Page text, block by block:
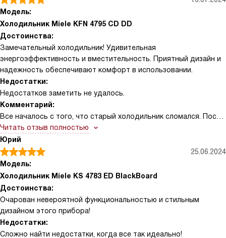
Модель:
Холодильник Miele KFN 4795 CD DD
Достоинства:
Замечательный холодильник! Удивительная
энергоэффективность и вместительность. Приятный дизайн и
надежность обеспечивают комфорт в использовании.
Недостатки:
Недостатков заметить не удалось.
Комментарий:
Все началось с того, что старый холодильник сломался. После
долгих поисков и сравнений, выбор пал на этот. И не ошиблись!
Он стал настоящим украшением кухни, его дизайн просто
восхитительный. Сразу заметила, как тихо он работает. И это
очень важно, ведь никто не любит посторонние шумы на кухне.
Теперь можно спокойно готовить, не отвлекаясь на лишние
позволяет разместить все продукты так, чтобы они были
всегда под рукой. И совсем не важно, сколько у вас продуктов
- все найдет свое место! Но самое главное - это его
энергоэффективность. Это очень важно в наше время, когда
Читать отзыв полностью
Юрий
25.06.2024
Модель:
Холодильник Miele KS 4783 ED BlackBoard
Достоинства:
Очарован невероятной функциональностью и стильным
дизайном этого прибора!
Недостатки:
Сложно найти недостатки, когда все так идеально!